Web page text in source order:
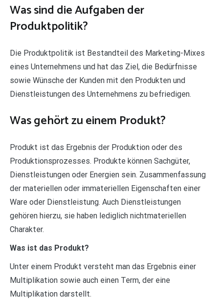
Was sind die Aufgaben der
Produktpolitik?
Die Produktpolitik ist Bestandteil des Marketing-Mixes
eines Unternehmens und hat das Ziel, die Bedürfnisse
sowie Wünsche der Kunden mit den Produkten und
Dienstleistungen des Unternehmens zu befriedigen.
Was gehört zu einem Produkt?
Produkt ist das Ergebnis der Produktion oder des
Produktionsprozesses. Produkte können Sachgüter,
Dienstleistungen oder Energien sein. Zusammenfassung
der materiellen oder immateriellen Eigenschaften einer
Ware oder Dienstleistung. Auch Dienstleistungen
gehören hierzu, sie haben lediglich nichtmateriellen
Charakter.
Was ist das Produkt?
Unter einem Produkt versteht man das Ergebnis einer
Multiplikation sowie auch einen Term, der eine
Multiplikation darstellt.